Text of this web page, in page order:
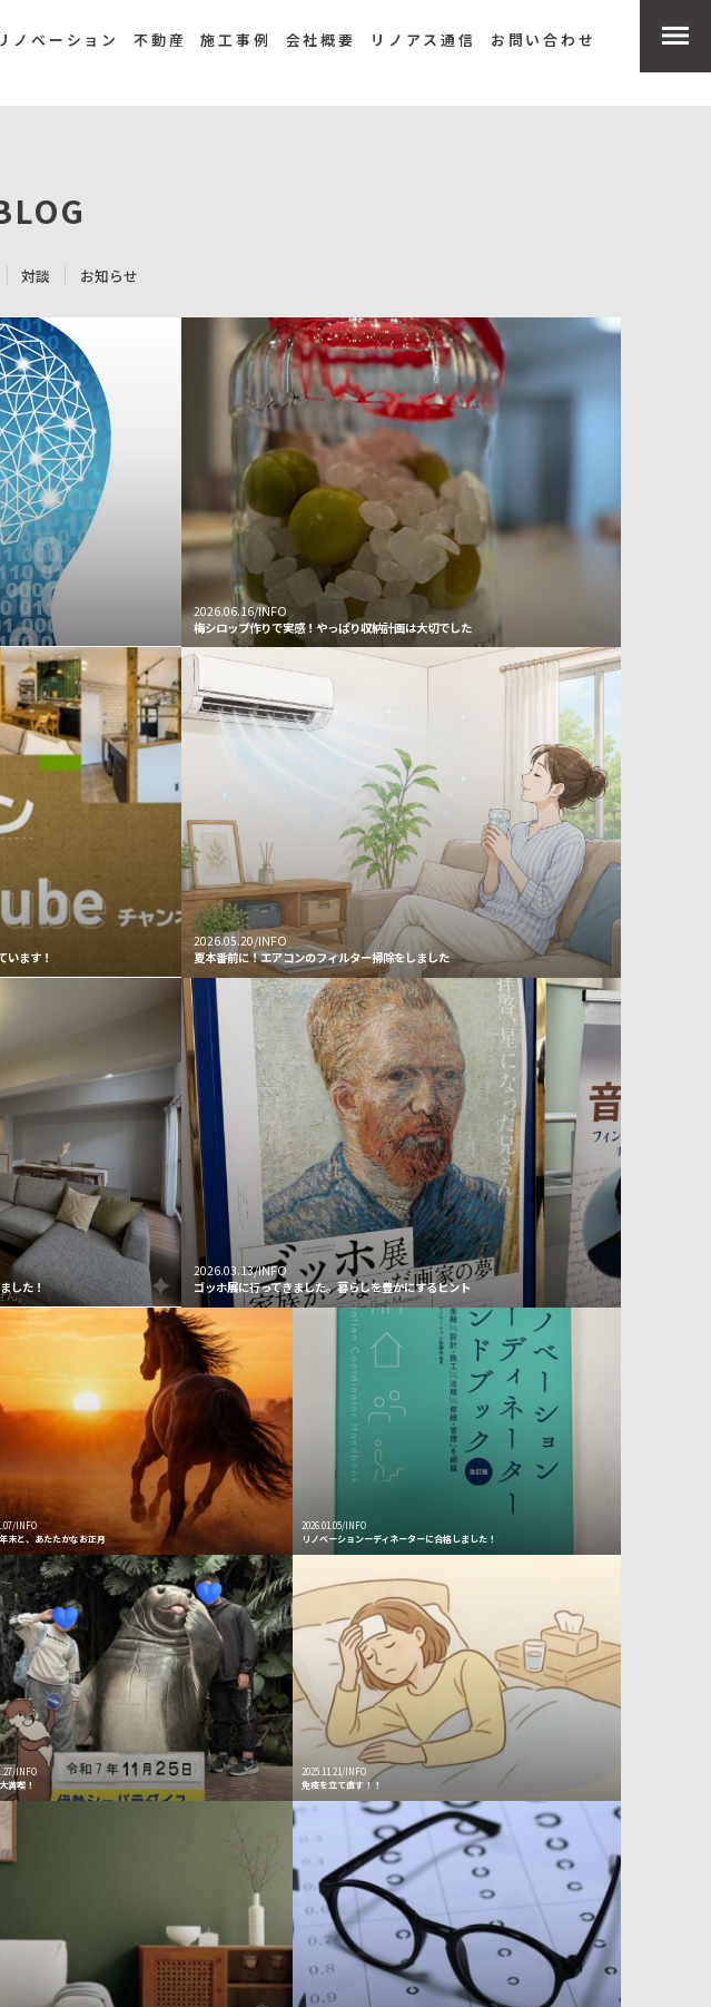
ノベーション 不動産 施工事例 会社概要 リノアス通信 お問い合わせ
対談 お知らせ
2026.06.16/INFO
梅シロップ作りで実感！やっぱり収納計画は大切でした
ます！
2026.05.20/INFO
夏本番前に！エアコンのフィルター掃除をしました
した！
2026.03.13/INFO
ゴッホ展に行ってきました。暮らしを豊かにするヒント
INFO
末と、あたたかなお正月
2026.01.05/INFO
リノベーションーディネーターに合格しました！
INFO
満喫！
2025.11.21/INFO
免疫を立て直す！！